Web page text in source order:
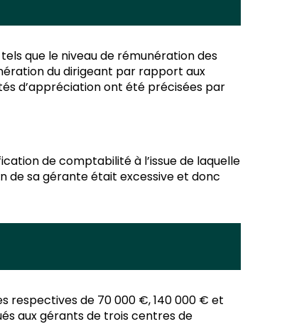
que le niveau de rémunération des
du dirigeant par rapport aux
d’appréciation ont été précisées par
de comptabilité à l’issue de laquelle
de sa gérante était excessive et donc
respectives de 70 000 €, 140 000 € et
aux gérants de trois centres de